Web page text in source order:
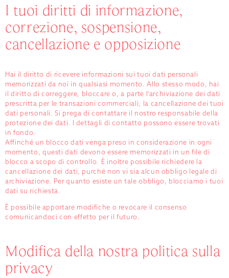
I tuoi diritti di informazione,
correzione, sospensione,
cancellazione e opposizione
Hai il diritto di ricevere informazioni sui tuoi dati personali
memorizzati da noi in qualsiasi momento. Allo stesso modo, hai
il diritto di correggere, bloccare o, a parte l'archiviazione dei dati
prescritta per le transazioni commerciali, la cancellazione dei tuoi
dati personali. Si prega di contattare il nostro responsabile della
protezione dei dati. I dettagli di contatto possono essere trovati
in fondo.
Affinché un blocco dati venga preso in considerazione in ogni
momento, questi dati devono essere memorizzati in un file di
blocco a scopo di controllo. È inoltre possibile richiedere la
cancellazione dei dati, purché non vi sia alcun obbligo legale di
archiviazione. Per quanto esiste un tale obbligo, blocciamo i tuoi
dati su richiesta.
È possibile apportare modifiche o revocare il consenso
comunicandoci con effetto per il futuro.
Modifica della nostra politica sulla
privacy